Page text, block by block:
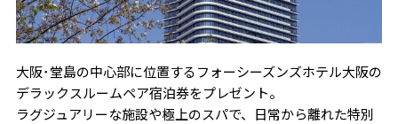
大阪･堂島の中心部に位置するフォーシーズンズホテル大阪の
デラックスルームペア宿泊券をプレゼント。
ラグジュアリーな施設や極上のスパで、日常から離れた特別